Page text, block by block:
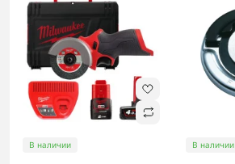
В наличии В наличии